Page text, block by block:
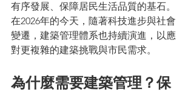
有序發展、保障居民生活品質的基石。
在2026年的今天，隨著科技進步與社會
變遷，建築管理體系也持續演進，以應
對更複雜的建築挑戰與市民需求。
為什麼需要建築管理？保